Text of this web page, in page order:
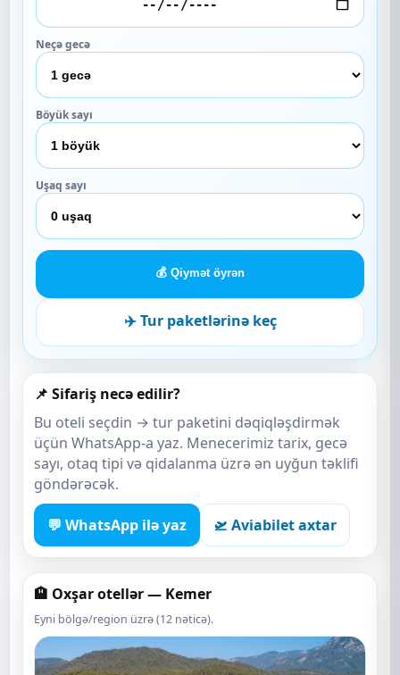
Neçə gecə
Böyük sayı
Uşaq sayı
💰 Qiymət öyrən
✈️ Tur paketlərinə keç
📌 Sifariş necə edilir?
Bu oteli seçdin → tur paketini dəqiqləşdirmək
üçün WhatsApp-a yaz. Menecerimiz tarix, gecə
sayı, otaq tipi və qidalanma üzrə ən uyğun təklifi
göndərəcək.
💬 WhatsApp ilə yaz 🛫 Aviabilet axtar
🏨 Oxşar otellər — Kemer
Eyni bölgə/region üzrə (12 nəticə).